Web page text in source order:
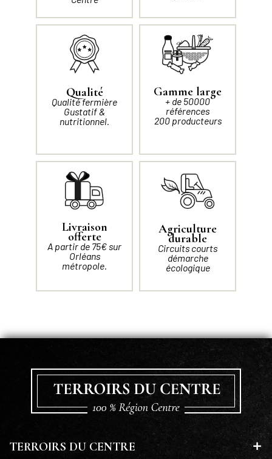
Qualité
Qualité fermière
Gustatif &
nutritionnel.
Gamme large
+ de 50000
références
200 producteurs
Livraison
offerte
A partir de 75€ sur
Orléans
métropole.
Agriculture
durable
Circuits courts
démarche
écologique
TERROIRS DU CENTRE